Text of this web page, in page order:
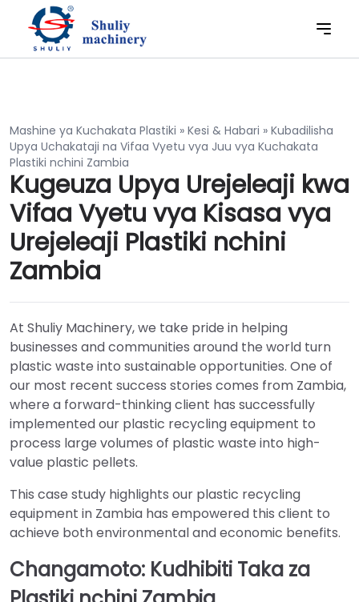
Mashine ya Kuchakata Plastiki » Kesi & Habari » Kubadilisha
Upya Uchakataji na Vifaa Vyetu vya Juu vya Kuchakata
Plastiki nchini Zambia
Kugeuza Upya Urejeleaji kwa
Vifaa Vyetu vya Kisasa vya
Urejeleaji Plastiki nchini
Zambia
At Shuliy Machinery, we take pride in helping
businesses and communities around the world turn
plastic waste into sustainable opportunities. One of
our most recent success stories comes from Zambia,
where a forward-thinking client has successfully
implemented our plastic recycling equipment to
process large volumes of plastic waste into high-
value plastic pellets.
This case study highlights our plastic recycling
equipment in Zambia has empowered this client to
achieve both environmental and economic benefits.
Changamoto: Kudhibiti Taka za